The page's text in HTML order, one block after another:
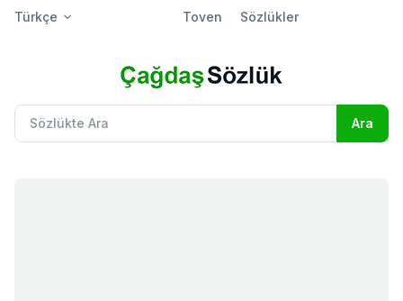
Türkçe Toven Sözlükler